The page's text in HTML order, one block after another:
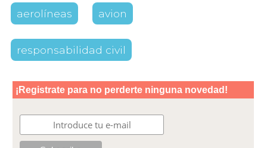
aerolíneas avion
responsabilidad civil